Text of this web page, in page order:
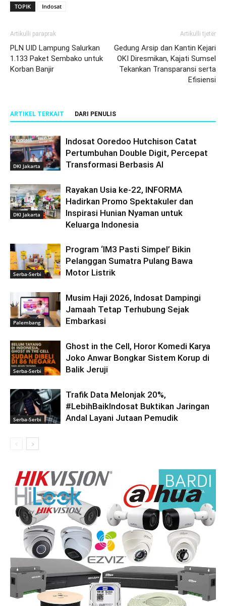
TOPIK Indosat
Artikulli paraprak
PLN UID Lampung Salurkan
1.133 Paket Sembako untuk
Korban Banjir
Artikulli tjetër
Gedung Arsip dan Kantin Kejari
OKI Diresmikan, Kajati Sumsel
Tekankan Transparansi serta
Efisiensi
ARTIKEL TERKAIT DARI PENULIS
DKI Jakarta
Indosat Ooredoo Hutchison Catat
Pertumbuhan Double Digit, Percepat
Transformasi Berbasis AI
DKI Jakarta
Rayakan Usia ke-22, INFORMA
Hadirkan Promo Spektakuler dan
Inspirasi Hunian Nyaman untuk
Keluarga Indonesia
Serba-Serbi
Program ‘IM3 Pasti Simpel’ Bikin
Pelanggan Sumatra Pulang Bawa
Motor Listrik
Palembang
Musim Haji 2026, Indosat Dampingi
Jamaah Tetap Terhubung Sejak
Embarkasi
Serba-Serbi
Ghost in the Cell, Horor Komedi Karya
Joko Anwar Bongkar Sistem Korup di
Balik Jeruji
Serba-Serbi
Trafik Data Melonjak 20%,
#LebihBaikIndosat Buktikan Jaringan
Andal Layani Jutaan Pemudik